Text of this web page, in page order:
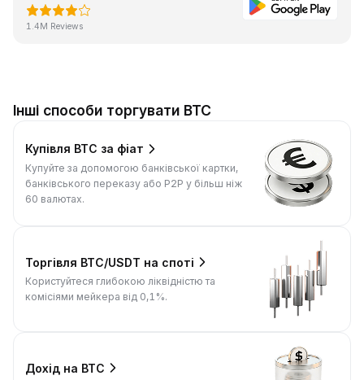
1.4M Reviews
Інші способи торгувати BTC
Купівля BTC за фіат
Купуйте за допомогою банківської картки,
банківського переказу або P2P у більш ніж
60 валютах.
Торгівля BTC/USDT на споті
Користуйтеся глибокою ліквідністю та
комісіями мейкера від 0,1%.
Дохід на BTC